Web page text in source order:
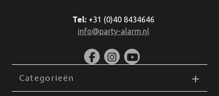
Tel:+31 (0)40 8434646
info@party-alarm.nl
Categorieën